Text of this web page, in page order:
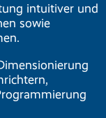
intuitiver und
sowie